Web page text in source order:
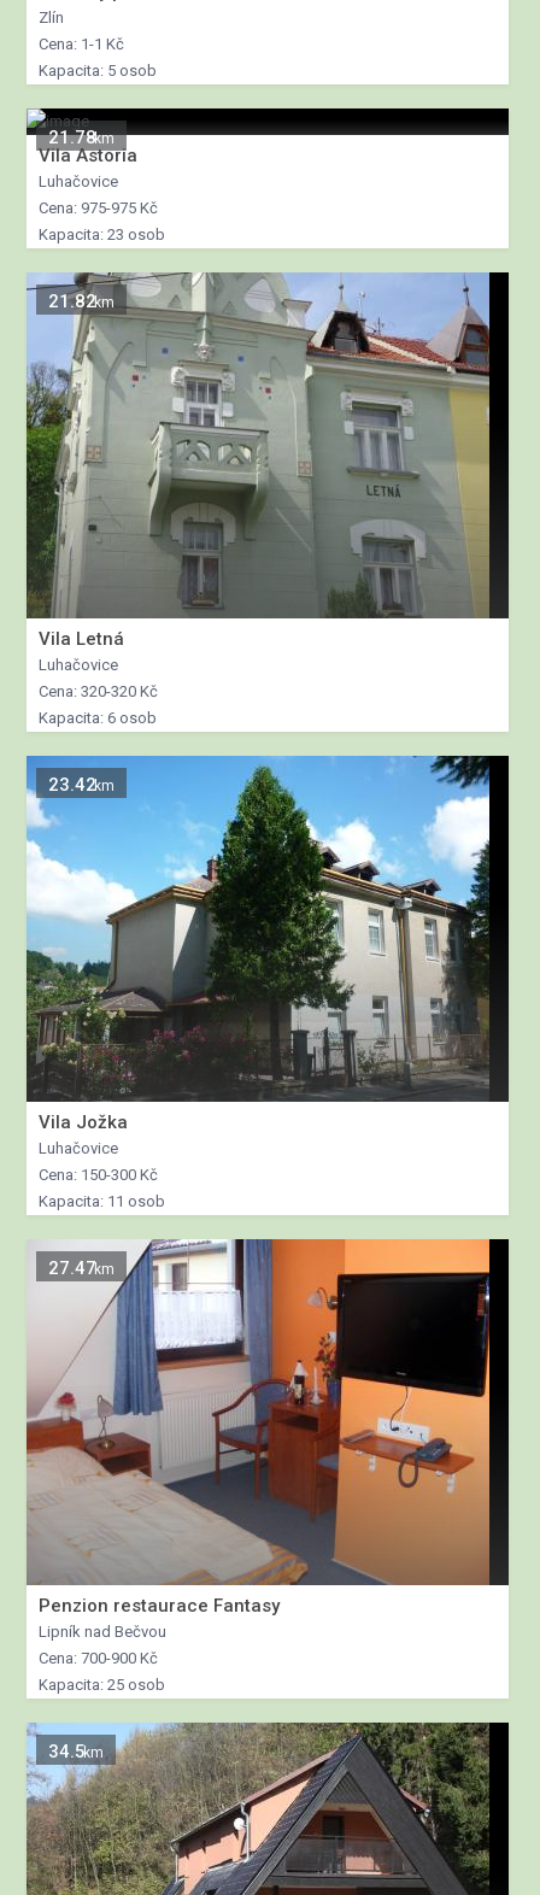
Zlín
Cena: 1-1 Kč
Kapacita: 5 osob
21.78km
Vila Astoria
Luhačovice
Cena: 975-975 Kč
Kapacita: 23 osob
21.82km
Vila Letná
Luhačovice
Cena: 320-320 Kč
Kapacita: 6 osob
23.42km
Vila Jožka
Luhačovice
Cena: 150-300 Kč
Kapacita: 11 osob
27.47km
Penzion restaurace Fantasy
Lipník nad Bečvou
Cena: 700-900 Kč
Kapacita: 25 osob
34.5km